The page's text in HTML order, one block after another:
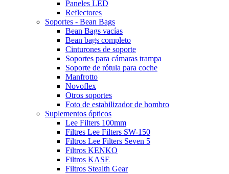
Paneles LED
Reflectores
Soportes - Bean Bags
Bean Bags vacías
Bean bags completo
Cinturones de soporte
Soportes para cámaras trampa
Soporte de rótula para coche
Manfrotto
Novoflex
Otros soportes
Foto de estabilizador de hombro
Suplementos ópticos
Lee Filters 100mm
Filtres Lee Filters SW-150
Filtros Lee Filters Seven 5
Filtros KENKO
Filtros KASE
Filtros Stealth Gear